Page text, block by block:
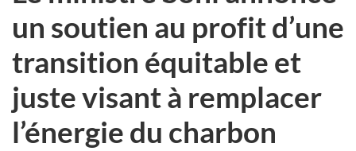
un soutien au profit d’une
transition équitable et
juste visant à remplacer
l’énergie du charbon